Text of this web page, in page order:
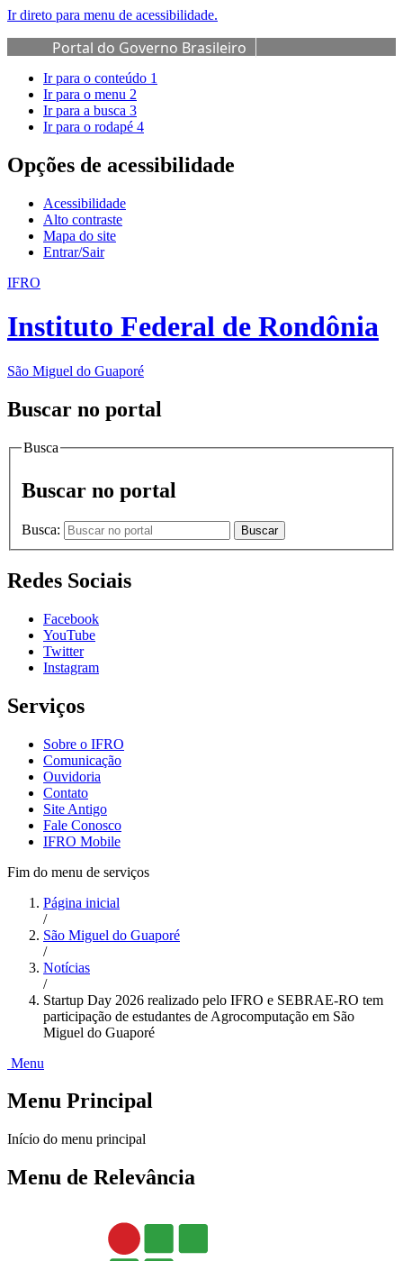
Ir direto para menu de acessibilidade.
Portal do Governo Brasileiro
Ir para o conteúdo 1
Ir para o menu 2
Ir para a busca 3
Ir para o rodapé 4
Opções de acessibilidade
Acessibilidade
Alto contraste
Mapa do site
Entrar/Sair
IFRO
Instituto Federal de Rondônia
São Miguel do Guaporé
Buscar no portal
Busca
Buscar no portal
Busca: Buscar
Redes Sociais
Facebook
YouTube
Twitter
Instagram
Serviços
Sobre o IFRO
Comunicação
Ouvidoria
Contato
Site Antigo
Fale Conosco
IFRO Mobile
Fim do menu de serviços
Página inicial
/
São Miguel do Guaporé
/
Notícias
/
Startup Day 2026 realizado pelo IFRO e SEBRAE-RO tem
participação de estudantes de Agrocomputação em São
Miguel do Guaporé
Menu
Menu Principal
Início do menu principal
Menu de Relevância